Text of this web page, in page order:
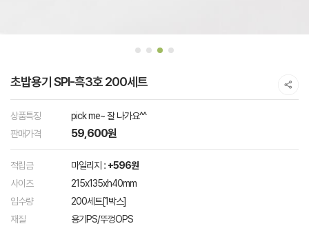
초밥용기 SPI-흑3호 200세트
상품특징
pick me~ 잘 나가요^^
판매가격
59,600원
적립금 마일리지 : +596원
사이즈
215x135xh40mm
입수량
200세트[1박스]
재질
용기PS/뚜껑OPS